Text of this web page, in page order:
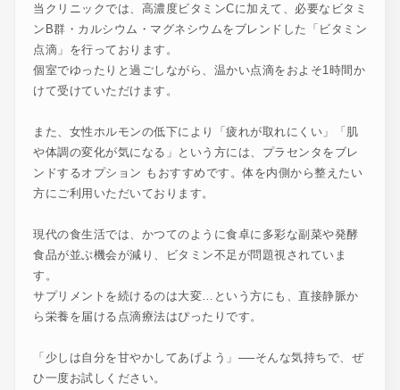
当クリニックでは、高濃度ビタミンCに加えて、必要なビタミ
ンB群・カルシウム・マグネシウムをブレンドした「ビタミン
点滴」を行っております。
個室でゆったりと過ごしながら、温かい点滴をおよそ1時間か
けて受けていただけます。
また、女性ホルモンの低下により「疲れが取れにくい」「肌
や体調の変化が気になる」という方には、プラセンタをブレ
ンドするオプション もおすすめです。体を内側から整えたい
方にご利用いただいております。
現代の食生活では、かつてのように食卓に多彩な副菜や発酵
食品が並ぶ機会が減り、ビタミン不足が問題視されていま
す。
サプリメントを続けるのは大変…という方にも、直接静脈か
ら栄養を届ける点滴療法はぴったりです。
「少しは自分を甘やかしてあげよう」──そんな気持ちで、ぜ
ひ一度お試しください。